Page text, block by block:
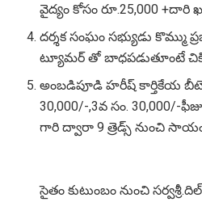
వైద్యం కోసం రూ.25,000 +దారి
దర్శక సంఘం సభ్యుడు కొమ్ము
ట్యూమర్ తో బాధపడుతూంటే
అంబడిపూడి హరీష్ కార్తికేయ బీటెక్
30,000/-,3వ సం. 30,000/-
గారి ద్వారా 9 త్రెడ్స్ నుంచి
సైతం కుటుంబం నుంచి